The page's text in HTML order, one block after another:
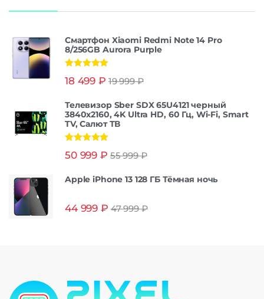
Смартфон Xiaomi Redmi Note 14 Pro
8/256GB Aurora Purple
из 5
18 499 ₽ 19 999₽
Телевизор Sber SDX 65U4121 черный
3840x2160, 4K Ultra HD, 60 Гц, Wi-Fi, Smart
TV, Салют ТВ
из 5
50 999 ₽ 55 999₽
Apple iPhone 13 128 ГБ Тёмная ночь
44 999 ₽ 47 999₽